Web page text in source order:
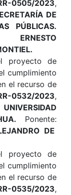
2023,
DE
PÚBLICAS.
ERNESTO
proyecto de
cumplimiento
el recurso de
2023,
UNIVERSIDAD
. Ponente:
DE
proyecto de
cumplimiento
el recurso de
2023,